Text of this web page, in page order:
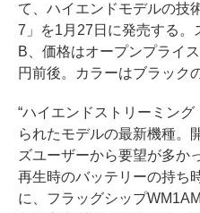
て、ハイエンドモデルの技
7」を1月27日に発売する。
B、価格はオープンプライ
円前後。カラーはブラック
“ハイエンドストリーミン
られたモデルの最新機種。
ズユーザーから要望が多か
再生時のバッテリーの持ち
に、フラッグシップ